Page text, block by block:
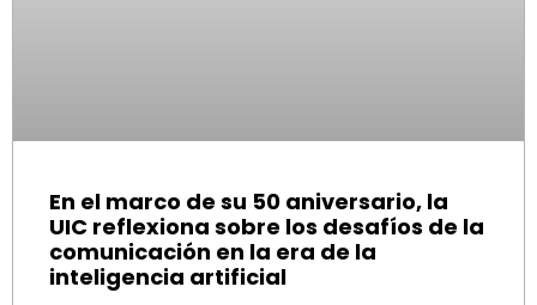
En el marco de su 50 aniversario, la
UIC reflexiona sobre los desafíos de la
comunicación en la era de la
inteligencia artificial